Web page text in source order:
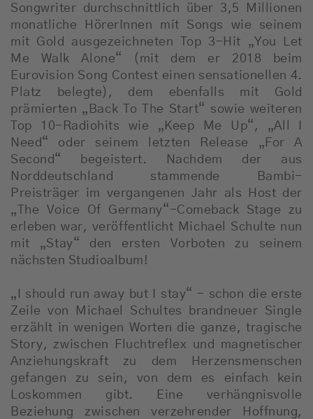
Songwriter durchschnittlich über 3,5 Millionen
monatliche HörerInnen mit Songs wie seinem
mit Gold ausgezeichneten Top 3-Hit „You Let
Me Walk Alone“ (mit dem er 2018 beim
Eurovision Song Contest einen sensationellen 4.
Platz belegte), dem ebenfalls mit Gold
prämierten „Back To The Start“ sowie weiteren
Top 10-Radiohits wie „Keep Me Up“, „All I
Need“ oder seinem letzten Release „For A
Second“ begeistert. Nachdem der aus
Norddeutschland stammende Bambi-
Preisträger im vergangenen Jahr als Host der
„The Voice Of Germany“-Comeback Stage zu
erleben war, veröffentlicht Michael Schulte nun
mit „Stay“ den ersten Vorboten zu seinem
nächsten Studioalbum!
„I should run away but I stay“ - schon die erste
Zeile von Michael Schultes brandneuer Single
erzählt in wenigen Worten die ganze, tragische
Story, zwischen Fluchtreflex und magnetischer
Anziehungskraft zu dem Herzensmenschen
gefangen zu sein, von dem es einfach kein
Loskommen gibt. Eine verhängnisvolle
Beziehung zwischen verzehrender Hoffnung,